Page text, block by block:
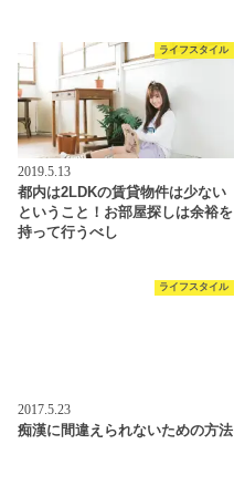
ライフスタイル
2019.5.13
都内は2LDKの賃貸物件は少ない
ということ！お部屋探しは余裕を
持って行うべし
ライフスタイル
2017.5.23
痴漢に間違えられないための方法